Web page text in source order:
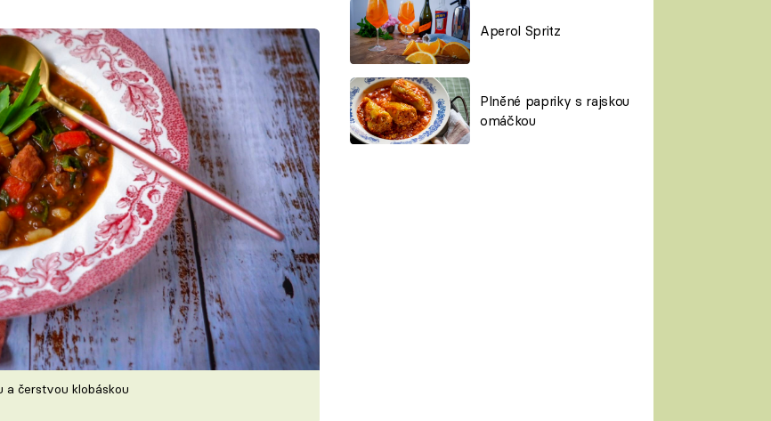
Aperol Spritz
Plněné papriky s rajskou
omáčkou
a čerstvou klobáskou